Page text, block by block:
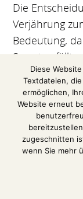
Die
Verjährung
Bedeutung,
Samstag fällt.
(Auszug aus
Das Urteil im
Diese
Textdateien,
ermöglichen,
Website erneut
zugeschnitten
wenn Sie mehr